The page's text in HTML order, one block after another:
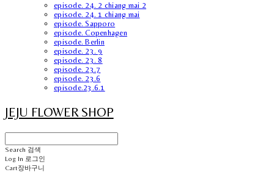
episode. 24. 2 chiang mai 2
episode. 24. 1 chiang mai
episode. Sapporo
episode. Copenhagen
episode. Berlin
episode. 23. 9
episode. 23. 8
episode. 23.7
episode. 23.6
episode.23.6.1
JEJU FLOWER SHOP
Search 검색
Log In 로그인
Cart장바구니